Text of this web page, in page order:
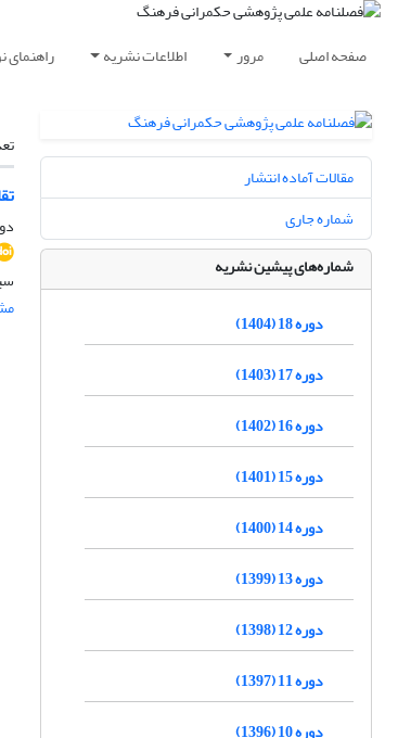
صفحه اصلی مرور اطلاعات نشریه راهنمای
دوره 16،
مقالات آماده انتشار
شماره جاری
شماره‌های پیشین نشریه
دوره 18 (1404)
دوره 17 (1403)
دوره 16 (1402)
دوره 15 (1401)
دوره 14 (1400)
دوره 13 (1399)
دوره 12 (1398)
دوره 11 (1397)
دوره 10 (1396)